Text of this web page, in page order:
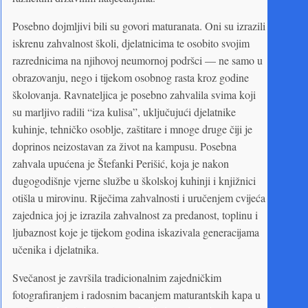
Posebno dojmljivi bili su govori maturanata. Oni su izrazili
iskrenu zahvalnost školi, djelatnicima te osobito svojim
razrednicima na njihovoj neumornoj podršci — ne samo u
obrazovanju, nego i tijekom osobnog rasta kroz godine
školovanja. Ravnateljica je posebno zahvalila svima koji
su marljivo radili “iza kulisa”, uključujući djelatnike
kuhinje, tehničko osoblje, zaštitare i mnoge druge čiji je
doprinos neizostavan za život na kampusu. Posebna
zahvala upućena je Štefanki Perišić, koja je nakon
dugogodišnje vjerne službe u školskoj kuhinji i knjižnici
otišla u mirovinu. Riječima zahvalnosti i uručenjem cvijeća
zajednica joj je izrazila zahvalnost za predanost, toplinu i
ljubaznost koje je tijekom godina iskazivala generacijama
učenika i djelatnika.
Svečanost je završila tradicionalnim zajedničkim
fotografiranjem i radosnim bacanjem maturantskih kapa u